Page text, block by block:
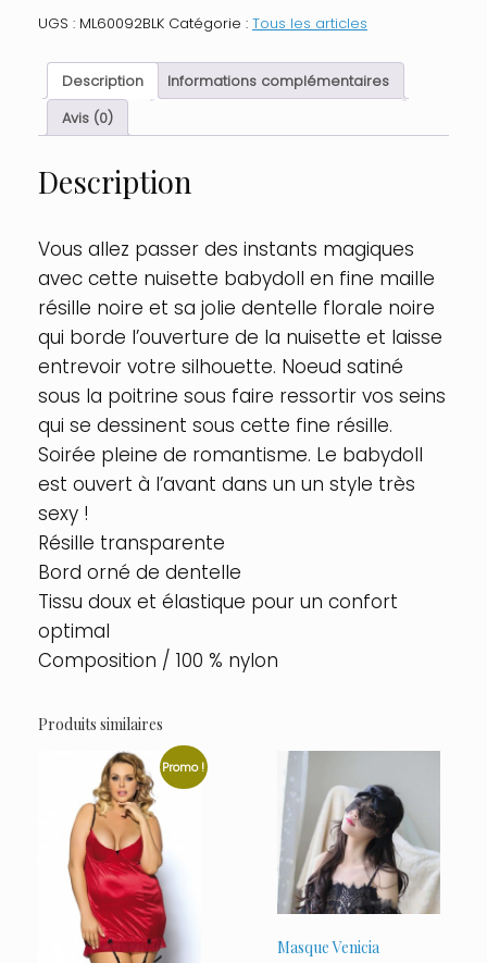
string
Taille
-
Couleur
:
UGS : ML60092BLK Catégorie : Tous les articles
Description
Informations complémentaires
Avis (0)
Description
Vous allez passer des instants magiques
avec cette nuisette babydoll en fine maille
résille noire et sa jolie dentelle florale noire
qui borde l’ouverture de la nuisette et laisse
entrevoir votre silhouette. Noeud satiné
sous la poitrine sous faire ressortir vos seins
qui se dessinent sous cette fine résille.
Soirée pleine de romantisme. Le babydoll
est ouvert à l’avant dans un un style très
sexy !
Résille transparente
Bord orné de dentelle
Tissu doux et élastique pour un confort
optimal
Composition / 100 % nylon
Produits similaires
Promo !
Masque Venicia